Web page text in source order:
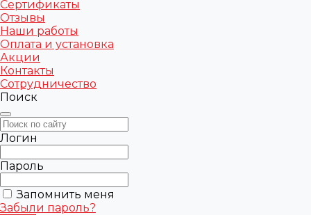
Сертификаты
Отзывы
Наши работы
Оплата и установка
Акции
Контакты
Сотрудничество
Поиск
Логин
Пароль
Запомнить меня
Забыли пароль?